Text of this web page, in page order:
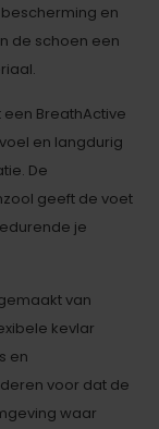
en
de schoen een
BreathActive
en langdurig
De
geeft de voet
je
van
kevlar
en
voor dat de
waar